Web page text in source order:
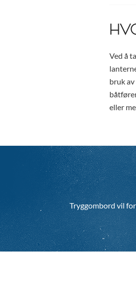
Ved å
bruk
eller
Tryggombord vil